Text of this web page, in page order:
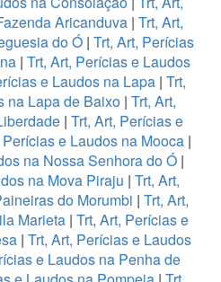
Aricanduva| Trt, Art,
do Ó| Trt, Art, Perícias
| Trt, Art, Perícias e Laudos
e Laudos na Lapa| Trt,
na Lapa de Baixo | Trt, Art,
| Trt, Art, Perícias e
Perícias e Laudos na Mooca|
na Nossa Senhora do Ó|
na Mova Piraju | Trt, Art,
do Morumbi | Trt, Art,
Marieta | Trt, Art, Perícias e
| Trt, Art, Perícias e Laudos
e Laudos na Penha de